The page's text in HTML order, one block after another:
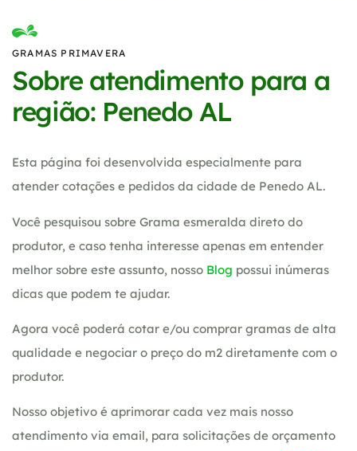
GRAMAS PRIMAVERA
Sobre atendimento para a
região: Penedo AL
Esta página foi desenvolvida especialmente para
atender cotações e pedidos da cidade de Penedo AL.
Você pesquisou sobre Grama esmeralda direto do
produtor, e caso tenha interesse apenas em entender
melhor sobre este assunto, nosso Blog possui inúmeras
dicas que podem te ajudar.
Agora você poderá cotar e/ou comprar gramas de alta
qualidade e negociar o preço do m2 diretamente com o
produtor.
Nosso objetivo é aprimorar cada vez mais nosso
atendimento via email, para solicitações de orçamento